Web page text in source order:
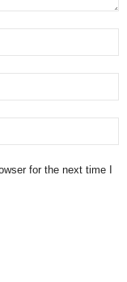
for the next time I